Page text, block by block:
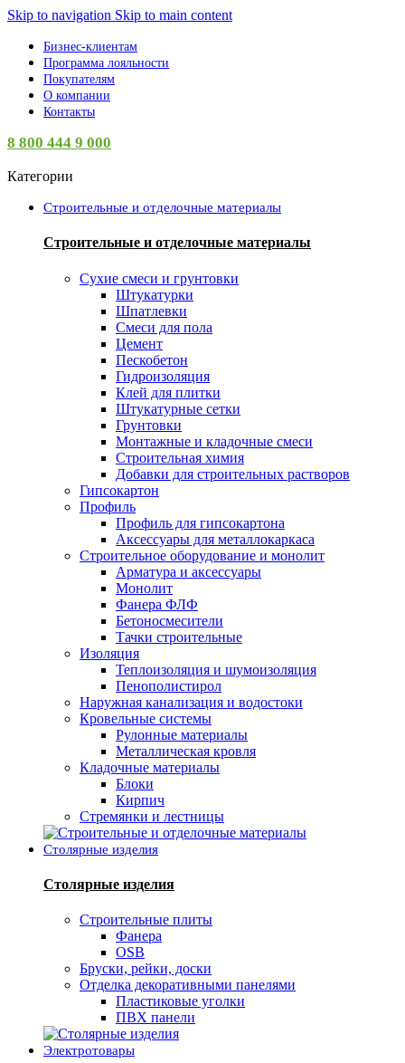
Skip to navigation Skip to main content
Бизнес-клиентам
Программа лояльности
Покупателям
О компании
Контакты
8 800 444 9 000
Категории
Строительные и отделочные материалы
Строительные и отделочные материалы
Сухие смеси и грунтовки
Штукатурки
Шпатлевки
Смеси для пола
Цемент
Пескобетон
Гидроизоляция
Клей для плитки
Штукатурные сетки
Грунтовки
Монтажные и кладочные смеси
Строительная химия
Добавки для строительных растворов
Гипсокартон
Профиль
Профиль для гипсокартона
Аксессуары для металлокаркаса
Строительное оборудование и монолит
Арматура и аксессуары
Монолит
Фанера ФЛФ
Бетоносмесители
Тачки строительные
Изоляция
Теплоизоляция и шумоизоляция
Пенополистирол
Наружная канализация и водостоки
Кровельные системы
Рулонные материалы
Металлическая кровля
Кладочные материалы
Блоки
Кирпич
Стремянки и лестницы
Столярные изделия
Столярные изделия
Строительные плиты
Фанера
OSB
Бруски, рейки, доски
Отделка декоративными панелями
Пластиковые уголки
ПВХ панели
Электротовары